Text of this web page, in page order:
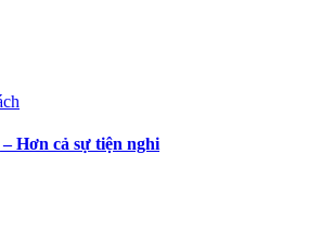
Hơn cả sự tiện nghi